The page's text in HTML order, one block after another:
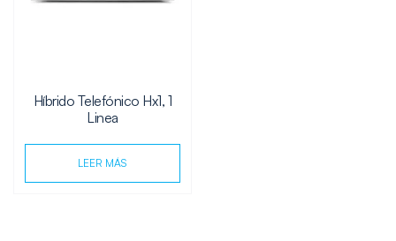
Híbrido Telefónico Hx1, 1
Linea
LEER MÁS